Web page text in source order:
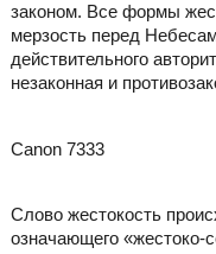
законом. Все формы
мерзость перед
действительного
незаконная и
Canon 7333
Слово жестокость
означающего «жестоко-